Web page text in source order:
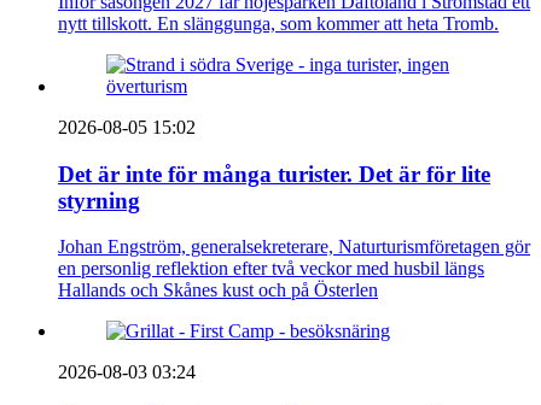
nytt tillskott. En slänggunga, som kommer att heta Tromb.
2026-08-05 15:02
Det är inte för många turister. Det är för lite
styrning
Johan Engström, generalsekreterare, Naturturismföretagen gör
en personlig reflektion efter två veckor med husbil längs
Hallands och Skånes kust och på Österlen
2026-08-03 03:24